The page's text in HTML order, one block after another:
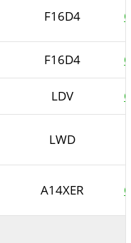
F16D4
F16D4
LDV
LWD
A14XER